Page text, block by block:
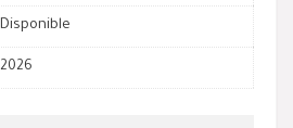
Disponible
2026